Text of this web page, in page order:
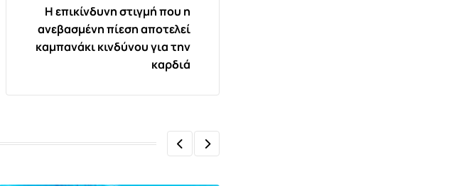
Η επικίνδυνη στιγμή που η
ανεβασμένη πίεση αποτελεί
καμπανάκι κινδύνου για την
καρδιά